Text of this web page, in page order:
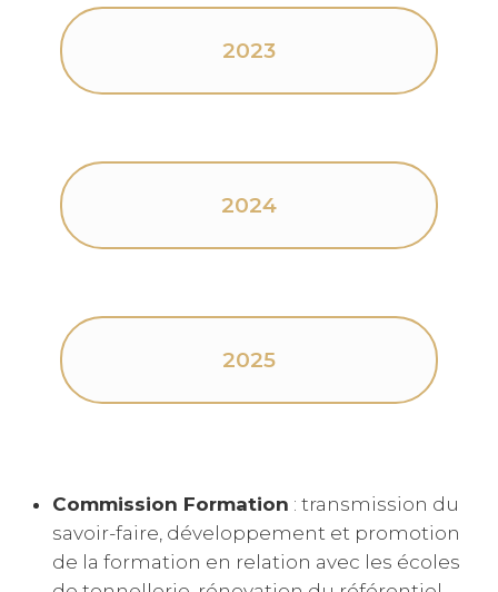
2023
2024
2025
Commission Formation : transmission du
savoir-faire, développement et promotion
de la formation en relation avec les écoles